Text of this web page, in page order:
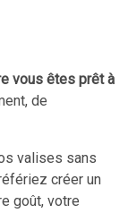
vous êtes prêt à
de
valises sans
créer un
goût, votre